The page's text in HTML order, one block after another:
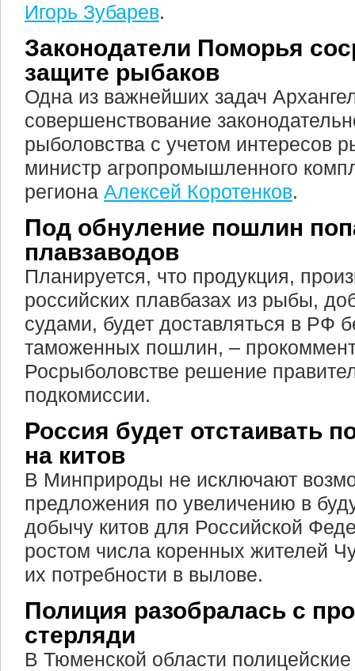
Игорь Зубарев.
Законодатели Поморья
защите рыбаков
Одна из важнейших задач
совершенствование
рыболовства с учетом интересов
министр агропромышленного
региона Алексей Коротенков.
Под обнуление пошлин
плавзаводов
Планируется, что продукция,
российских плавбазах из рыбы,
судами, будет доставляться в РФ
таможенных пошлин, –
Росрыболовстве решение
подкомиссии.
Россия будет отстаивать
на китов
В Минприроды не исключают
предложения по увеличению в
добычу китов для Российской
ростом числа коренных жителей
их потребности в вылове.
Полиция разобралась с
стерляди
В Тюменской области